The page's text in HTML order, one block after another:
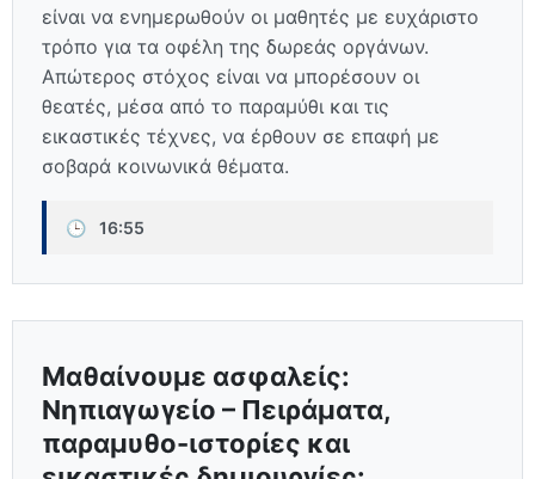
είναι να ενημερωθούν οι μαθητές με ευχάριστο
τρόπο για τα οφέλη της δωρεάς οργάνων.
Απώτερος στόχος είναι να μπορέσουν οι
θεατές, μέσα από το παραμύθι και τις
εικαστικές τέχνες, να έρθουν σε επαφή με
σοβαρά κοινωνικά θέματα.
🕒 16:55
Μαθαίνουμε ασφαλείς:
Νηπιαγωγείο – Πειράματα,
παραμυθο-ιστορίες και